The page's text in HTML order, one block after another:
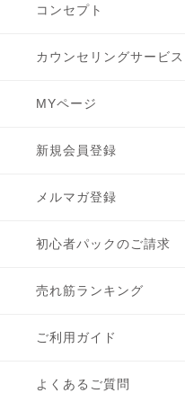
コンセプト
カウンセリングサービス
MYページ
新規会員登録
メルマガ登録
初心者パックのご請求
売れ筋ランキング
ご利用ガイド
よくあるご質問